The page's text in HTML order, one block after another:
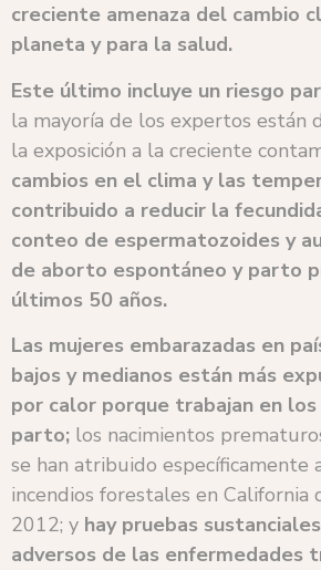
creciente amenaza del cambio
planeta y para la salud.
Este último incluye un riesgo
la mayoría de los expertos están
la exposición a la creciente
cambios en el clima y las
contribuido a reducir la
conteo de espermatozoides y
de aborto espontáneo y parto
últimos 50 años.
Las mujeres embarazadas en
bajos y medianos están más
por calor porque trabajan en
parto; los nacimientos
se han atribuido específicamente
incendios forestales en California
2012; y hay pruebas
adversos de las enfermedades